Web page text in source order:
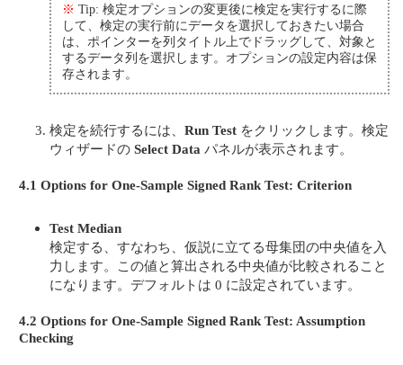
※ Tip: 検定オプションの変更後に検定を実行するに際
して、検定の実行前にデータを選択しておきたい場合
は、ポインターを列タイトル上でドラッグして、対象と
するデータ列を選択します。オプションの設定内容は保
存されます。
検定を続行するには、 Run Test をクリックします。検定
ウィザードの Select Data パネルが表示されます。
4.1 Options for One-Sample Signed Rank Test: Criterion
Test Median
検定する、すなわち、仮説に立てる母集団の中央値を入
力します。この値と算出される中央値が比較されること
になります。デフォルトは 0 に設定されています。
4.2 Options for One-Sample Signed Rank Test: Assumption
Checking